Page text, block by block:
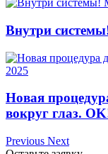
Внутри
Новая
вокруг глаз.
Previous Next